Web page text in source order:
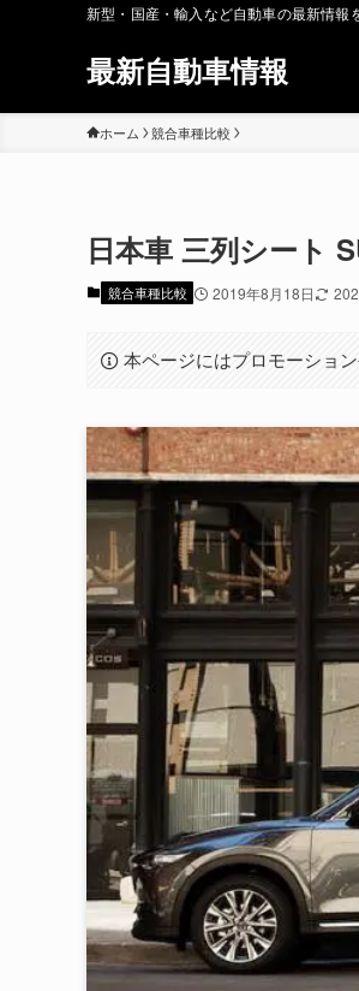
新型・国産・輸入など自動車の最新情報
最新自動車情報
ホーム 競合車種比較
日本車 三列シート
競合車種比較 2019年8月18日
本ページにはプロモーショ